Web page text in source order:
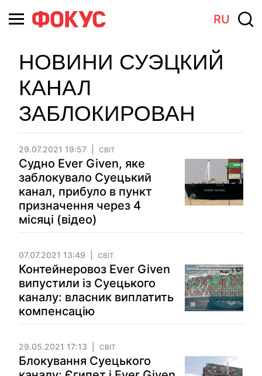
RU
НОВИНИ СУЭЦКИЙ
КАНАЛ
ЗАБЛОКИРОВАН
29.07.2021 19:57 СВІТ
Судно Ever Given, яке
заблокувало Суецький
канал, прибуло в пункт
призначення через 4
місяці (відео)
07.07.2021 13:49 СВІТ
Контейнеровоз Ever Given
випустили із Суецького
каналу: власник виплатить
компенсацію
29.05.2021 17:13 СВІТ
Блокування Суецького